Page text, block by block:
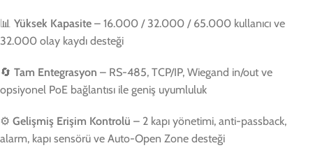
📊 Yüksek Kapasite – 16.000 / 32.000 / 65.000 kullanıcı ve
32.000 olay kaydı desteği
🔄 Tam Entegrasyon – RS-485, TCP/IP, Wiegand in/out ve
opsiyonel PoE bağlantısı ile geniş uyumluluk
⚙️ Gelişmiş Erişim Kontrolü – 2 kapı yönetimi, anti-passback,
alarm, kapı sensörü ve Auto-Open Zone desteği